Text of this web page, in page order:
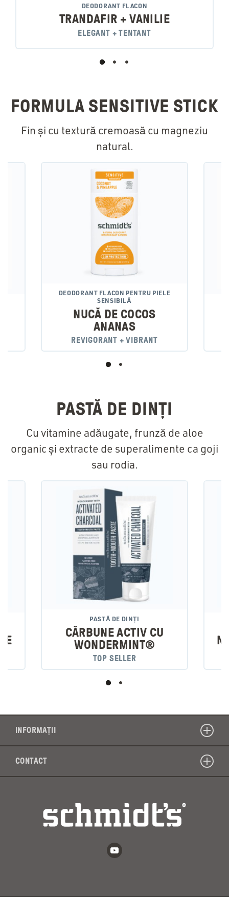
DEODORANT FLACON
TRANDAFIR + VANILIE
ELEGANT + TENTANT
FORMULA SENSITIVE STICK
Fin și cu textură cremoasă cu magneziu
natural.
DEODORANT FLACON PENTRU PIELE
SENSIBILĂ
NUCĂ DE COCOS
ANANAS
REVIGORANT + VIBRANT
PASTĂ DE DINȚI
Cu vitamine adăugate, frunză de aloe
organic și extracte de superalimente ca goji
sau rodia.
PASTĂ DE DINȚI
CĂRBUNE ACTIV CU
WONDERMINT®
TOP SELLER
INFORMAȚII
CONTACT